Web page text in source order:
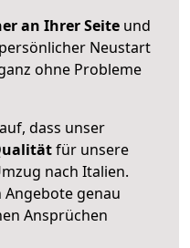
an Ihrer Seite und
Neustart
ohne Probleme
dass unser
für unsere
nach Italien.
genau
Ansprüchen